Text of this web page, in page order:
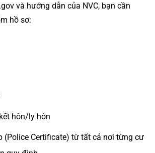
và hướng dẫn của NVC, bạn cần
hồ sơ:
hôn/ly hôn
(Police Certificate) từ tất cả nơi từng cư